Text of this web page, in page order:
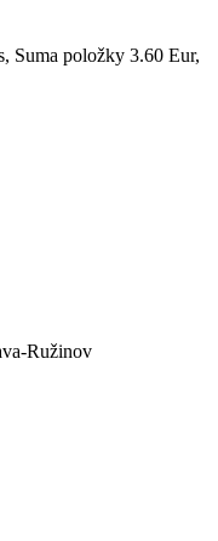
Suma položky 3.60 Eur,
Ružinov